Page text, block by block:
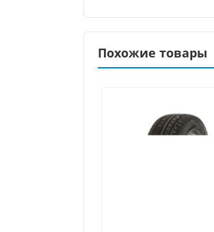
Похожие товары